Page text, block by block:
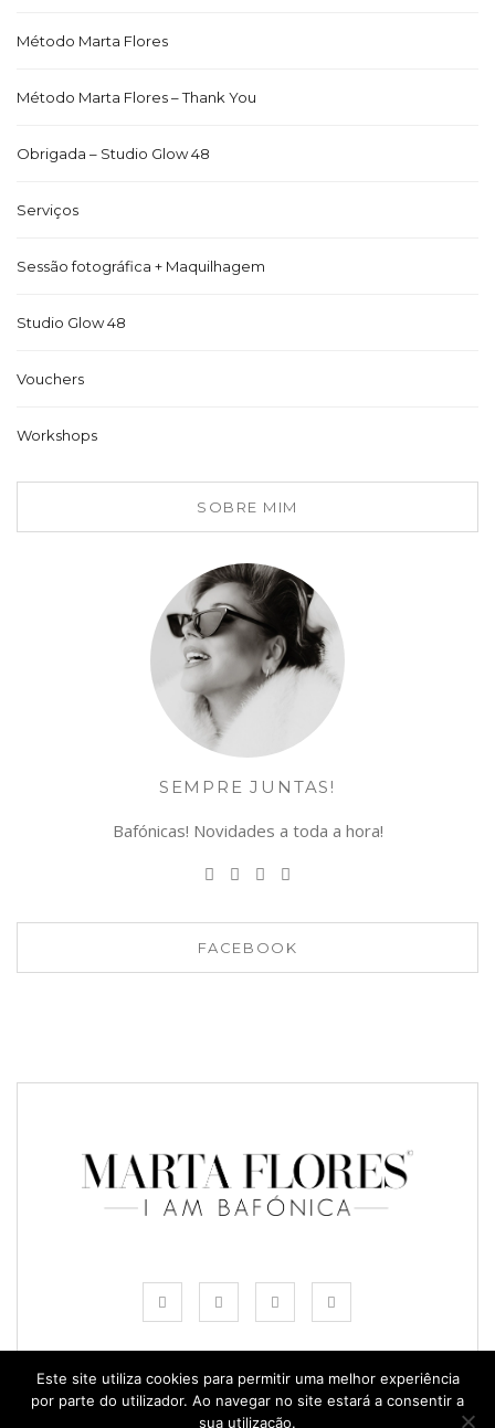
Método Marta Flores
Método Marta Flores – Thank You
Obrigada – Studio Glow 48
Serviços
Sessão fotográfica + Maquilhagem
Studio Glow 48
Vouchers
Workshops
SOBRE MIM
SEMPRE JUNTAS!
Bafónicas! Novidades a toda a hora!
FACEBOOK
© COPYRIGHT MARTA FLORES 2024
Este site utiliza cookies para permitir uma melhor experiência
por parte do utilizador. Ao navegar no site estará a consentir a
sua utilização.